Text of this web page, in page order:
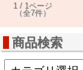
1 / 1ページ
（全7件）
商品検索